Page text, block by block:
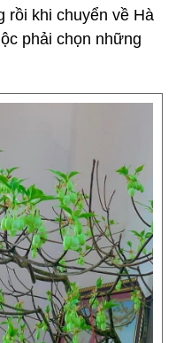
rồi khi chuyển về Hà
phải chọn những